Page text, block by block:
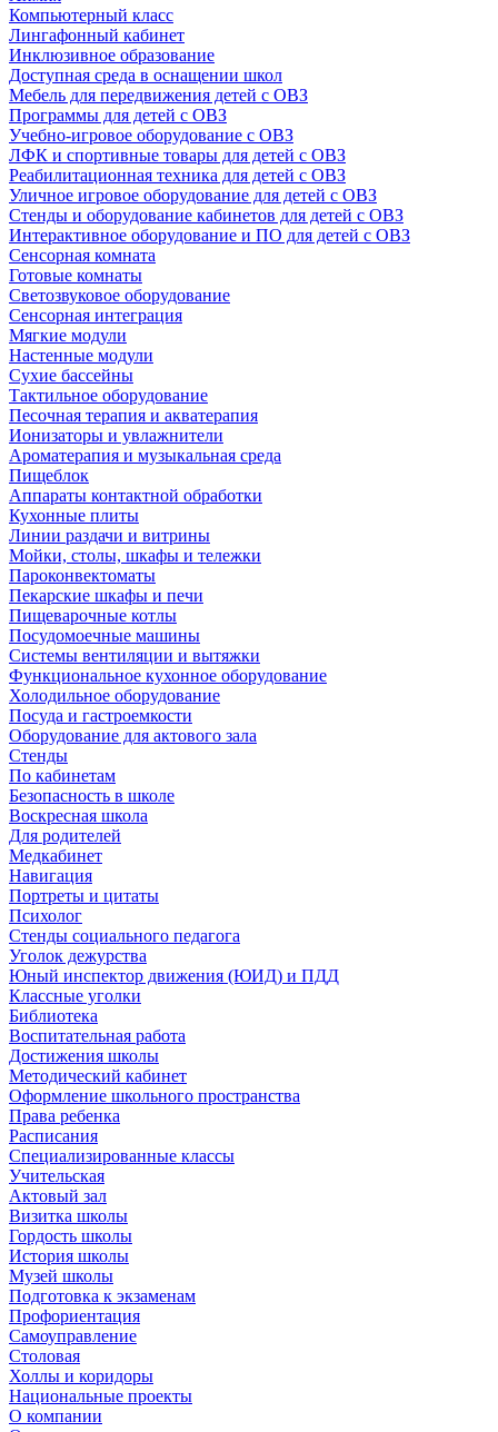
Компьютерный класс
Лингафонный кабинет
Инклюзивное образование
Доступная среда в оснащении школ
Мебель для передвижения детей с ОВЗ
Программы для детей с ОВЗ
Учебно-игровое оборудование с ОВЗ
ЛФК и спортивные товары для детей с ОВЗ
Реабилитационная техника для детей с ОВЗ
Уличное игровое оборудование для детей с ОВЗ
Стенды и оборудование кабинетов для детей с ОВЗ
Интерактивное оборудование и ПО для детей с ОВЗ
Сенсорная комната
Готовые комнаты
Светозвуковое оборудование
Сенсорная интеграция
Мягкие модули
Настенные модули
Сухие бассейны
Тактильное оборудование
Песочная терапия и акватерапия
Ионизаторы и увлажнители
Ароматерапия и музыкальная среда
Пищеблок
Аппараты контактной обработки
Кухонные плиты
Линии раздачи и витрины
Мойки, столы, шкафы и тележки
Пароконвектоматы
Пекарские шкафы и печи
Пищеварочные котлы
Посудомоечные машины
Системы вентиляции и вытяжки
Функциональное кухонное оборудование
Холодильное оборудование
Посуда и гастроемкости
Оборудование для актового зала
Стенды
По кабинетам
Безопасность в школе
Воскресная школа
Для родителей
Медкабинет
Навигация
Портреты и цитаты
Психолог
Стенды социального педагога
Уголок дежурства
Юный инспектор движения (ЮИД) и ПДД
Классные уголки
Библиотека
Воспитательная работа
Достижения школы
Методический кабинет
Оформление школьного пространства
Права ребенка
Расписания
Специализированные классы
Учительская
Актовый зал
Визитка школы
Гордость школы
История школы
Музей школы
Подготовка к экзаменам
Профориентация
Самоуправление
Столовая
Холлы и коридоры
Национальные проекты
О компании